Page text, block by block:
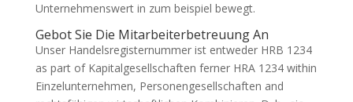
Unternehmenswert in zum beispiel bewegt.
Gebot Sie Die Mitarbeiterbetreuung An
Unser Handelsregisternummer ist entweder HRB 1234
as part of Kapitalgesellschaften ferner HRA 1234 within
Einzelunternehmen, Personengesellschaften and